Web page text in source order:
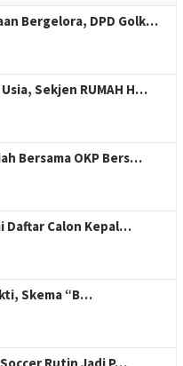
Bergelora, DPD Golk…
Sekjen RUMAH H…
Bersama OKP Bers…
Daftar Calon Kepal…
Skema “B…